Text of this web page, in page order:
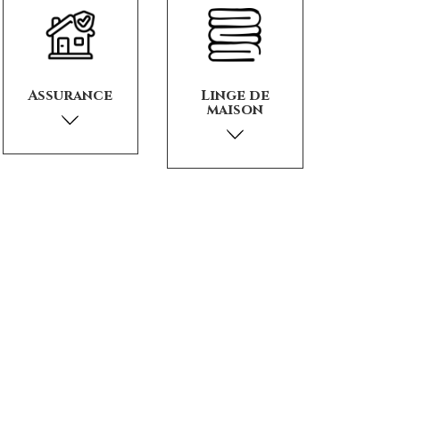
Assurance Linge de
maison